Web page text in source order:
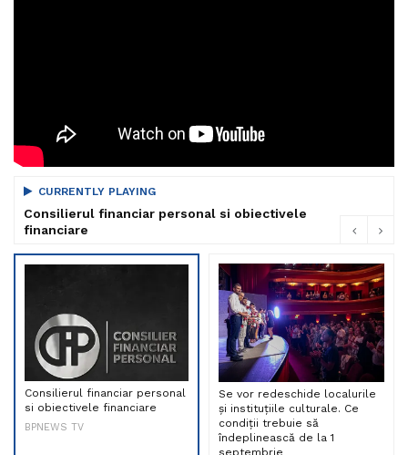
CURRENTLY PLAYING
Consilierul financiar personal si obiectivele
financiare
Consilierul financiar personal
si obiectivele financiare
BPNEWS TV
Se vor redeschide localurile
și instituțiile culturale. Ce
condiții trebuie să
îndeplinească de la 1
septembrie